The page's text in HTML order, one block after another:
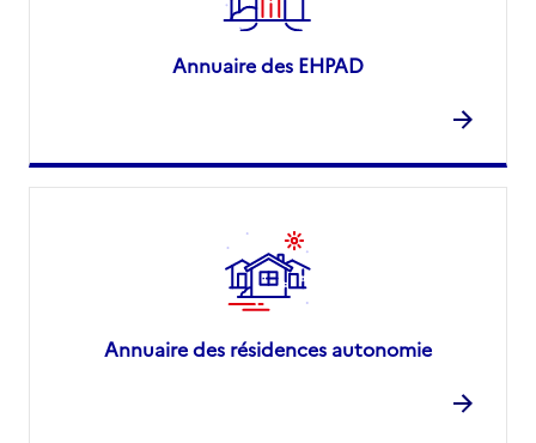
Annuaire des EHPAD
Annuaire des résidences autonomie